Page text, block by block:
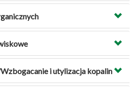
i utylizacja kopalin